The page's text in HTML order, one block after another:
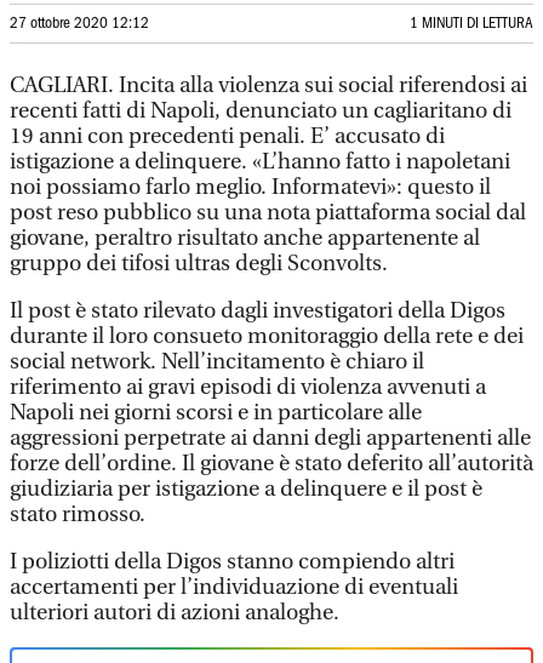
27 ottobre 2020 12:12 1 MINUTI DI LETTURA
CAGLIARI. Incita alla violenza sui social riferendosi ai
recenti fatti di Napoli, denunciato un cagliaritano di
19 anni con precedenti penali. E’ accusato di
istigazione a delinquere. «L’hanno fatto i napoletani
noi possiamo farlo meglio. Informatevi»: questo il
post reso pubblico su una nota piattaforma social dal
giovane, peraltro risultato anche appartenente al
gruppo dei tifosi ultras degli Sconvolts.
Il post è stato rilevato dagli investigatori della Digos
durante il loro consueto monitoraggio della rete e dei
social network. Nell’incitamento è chiaro il
riferimento ai gravi episodi di violenza avvenuti a
Napoli nei giorni scorsi e in particolare alle
aggressioni perpetrate ai danni degli appartenenti alle
forze dell’ordine. Il giovane è stato deferito all’autorità
giudiziaria per istigazione a delinquere e il post è
stato rimosso.
I poliziotti della Digos stanno compiendo altri
accertamenti per l’individuazione di eventuali
ulteriori autori di azioni analoghe.